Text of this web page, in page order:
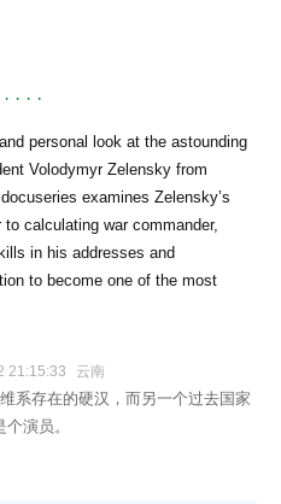
· · · ·
personal look at the astounding
Volodymyr Zelensky from
examines Zelensky’s
calculating war commander,
in his addresses and
to become one of the most
21:15:33 云南
系存在的硬汉，而另一个过去国家
演员。